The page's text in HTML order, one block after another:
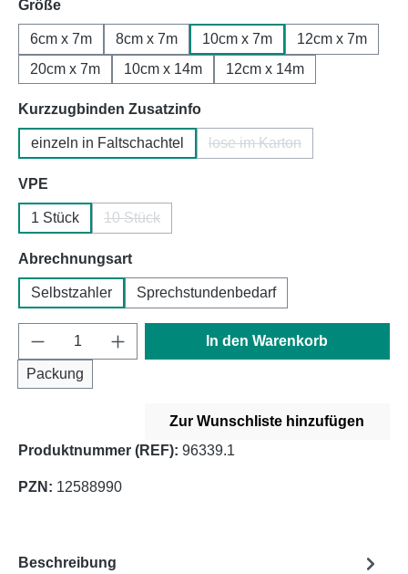
Größeauswählen
6cm x 7m 8cm x 7m 10cm x 7m
12cm x 7m
20cm x 7m
10cm x 14m 12cm x 14m
Kurzzugbinden Zusatzinfoauswählen
einzeln in Faltschachtel lose im Karton
VPE
1 Stück 10 Stück
Abrechnungsartauswählen
Selbstzahler Sprechstundenbedarf
Produkt Anzahl: Gib den gewünschten
Packung
In den Warenkorb
Zur Wunschliste hinzufügen
Produktnummer (REF): 96339.1
PZN: 12588990
Beschreibung